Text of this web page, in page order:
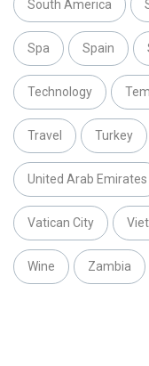
South America
Spa Spain
Technology
Travel Turkey
United Arab Emirates
Vatican City
Wine Zambia